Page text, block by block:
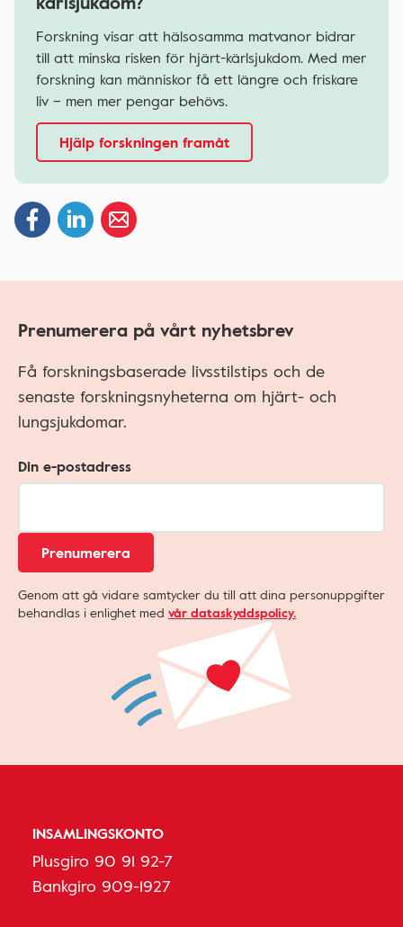
Forskning visar att hälsosamma matvanor bidrar
till att minska risken för hjärt-kärlsjukdom. Med mer
forskning kan människor få ett längre och friskare
liv – men mer pengar behövs.
Hjälp forskningen framåt
Prenumerera på vårt nyhetsbrev
Få forskningsbaserade livsstilstips och de
senaste forskningsnyheterna om hjärt- och
lungsjukdomar.
Din e-postadress
Prenumerera
Genom att gå vidare samtycker du till att dina personuppgifter
behandlas i enlighet med vår dataskyddspolicy.
INSAMLINGSKONTO
Plusgiro 90 91 92-7
Bankgiro 909-1927